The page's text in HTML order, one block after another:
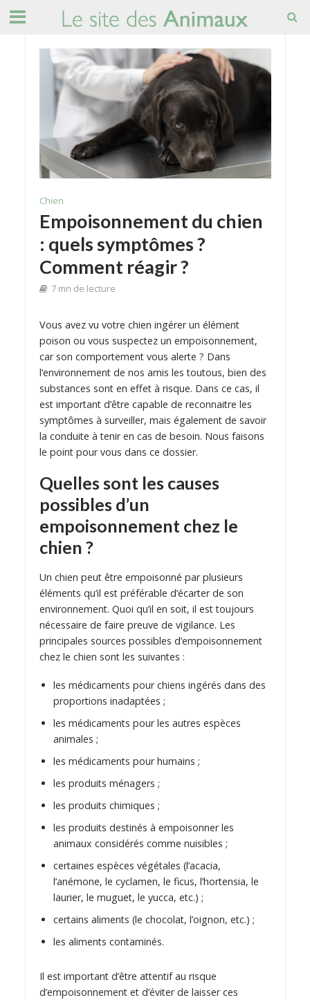
Chien
Empoisonnement du chien
: quels symptômes ?
Comment réagir ?
7 mn de lecture
Vous avez vu votre chien ingérer un élément
poison ou vous suspectez un empoisonnement,
car son comportement vous alerte ? Dans
l’environnement de nos amis les toutous, bien des
substances sont en effet à risque. Dans ce cas, il
est important d’être capable de reconnaitre les
symptômes à surveiller, mais également de savoir
la conduite à tenir en cas de besoin. Nous faisons
le point pour vous dans ce dossier.
Quelles sont les causes
possibles d’un
empoisonnement chez le
chien ?
Un chien peut être empoisonné par plusieurs
éléments qu’il est préférable d’écarter de son
environnement. Quoi qu’il en soit, il est toujours
nécessaire de faire preuve de vigilance. Les
principales sources possibles d’empoisonnement
chez le chien sont les suivantes :
les médicaments pour chiens ingérés dans des
proportions inadaptées ;
les médicaments pour les autres espèces
animales ;
les médicaments pour humains ;
les produits ménagers ;
les produits chimiques ;
les produits destinés à empoisonner les
animaux considérés comme nuisibles ;
certaines espèces végétales (l’acacia,
l’anémone, le cyclamen, le ficus, l’hortensia, le
laurier, le muguet, le yucca, etc.) ;
certains aliments (le chocolat, l’oignon, etc.) ;
les aliments contaminés.
Il est important d’être attentif au risque
d’empoisonnement et d’éviter de laisser ces